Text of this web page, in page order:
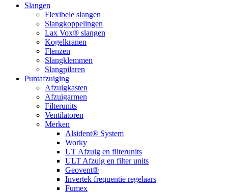
Slangen
Flexibele slangen
Slangkoppelingen
Lax Vox® slangen
Kogelkranen
Flenzen
Slangklemmen
Slangpilaren
Puntafzuiging
Afzuigkasten
Afzuigarmen
Filterunits
Ventilatoren
Merken
Alsident® System
Worky
UT Afzuig en filterunits
ULT Afzuig en filter units
Geovent®
Invertek frequentie regelaars
Fumex